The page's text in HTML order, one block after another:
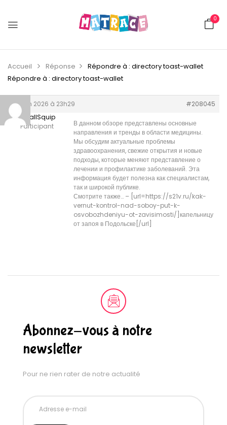
0
Accueil Réponse
Répondre à : directory toast-wallet
Répondre à : directory toast-wallet
29 juin 2026 à 23h29
#208045
RandallSquip
Participant
В данном обзоре представлены основные
направления и тренды в области медицины.
Мы обсудим актуальные проблемы
здравоохранения, свежие открытия и новые
подходы, которые меняют представление о
лечении и профилактике заболеваний. Эта
информация будет полезна как специалистам,
так и широкой публике.
Смотрите также… – [url=https://s21v.ru/kak-
vernut-kontrol-nad-soboy-put-k-
osvobozhdeniyu-ot-zavisimosti/]капельницу
от запоя в Подольске[/url]
Abonnez-vous à notre
newsletter
Pour ne rien rater de notre actualité